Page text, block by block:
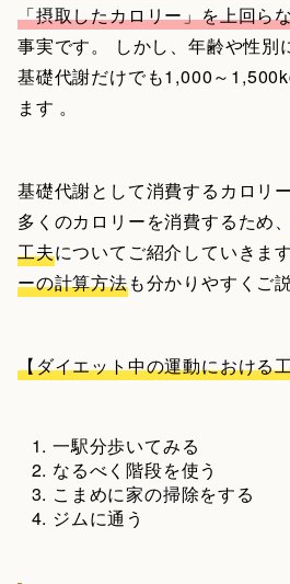
「摂取したカロリー」を上回ら
事実です。 しかし、年齢や性別
基礎代謝だけでも1,000～
ます 。
基礎代謝として消費するカロリ
多くのカロリーを消費するため、
工夫についてご紹介していきま
ーの計算方法も分かりやすくご
【ダイエット中の運動における
一駅分歩いてみる
なるべく階段を使う
こまめに家の掃除をする
ジムに通う